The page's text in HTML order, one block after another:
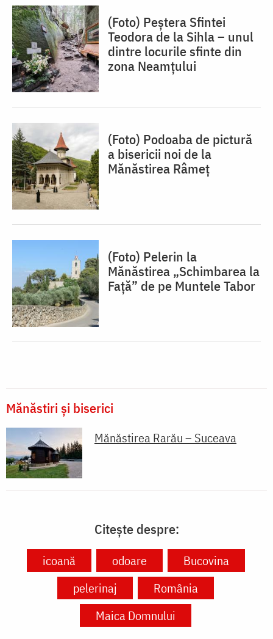
(Foto) Peștera Sfintei
Teodora de la Sihla – unul
dintre locurile sfinte din
zona Neamțului
(Foto) Podoaba de pictură
a bisericii noi de la
Mănăstirea Râmeț
(Foto) Pelerin la
Mănăstirea „Schimbarea la
Față” de pe Muntele Tabor
Mănăstiri și biserici
Mănăstirea Rarău – Suceava
Citește despre:
icoană odoare
Bucovina
pelerinaj
România
Maica Domnului